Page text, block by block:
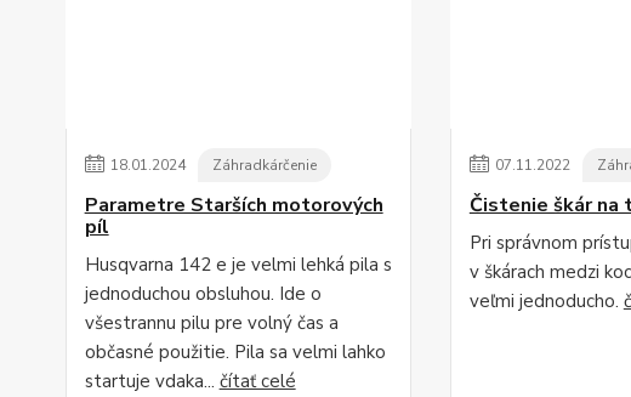
18.01.2024 Záhradkárčenie
Parametre Starších motorových
píl
Husqvarna 142 e je velmi lehká pila s
jednoduchou obsluhou. Ide o
všestrannu pilu pre volný čas a
občasné použitie. Pila sa velmi lahko
startuje vdaka... čítať celé
07.11.2022
Čistenie škár na
Pri správnom
v škárach medzi
veľmi jednoducho.